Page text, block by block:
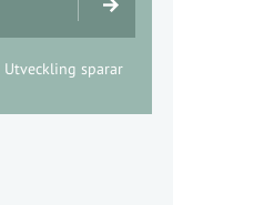
sparar